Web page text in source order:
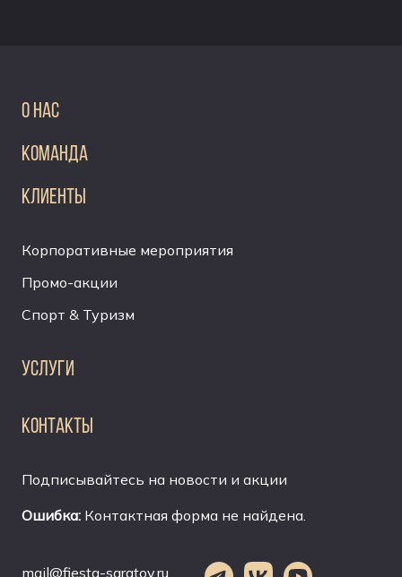
О НАС
КОМАНДА
КЛИЕНТЫ
Корпоративные мероприятия
Промо-акции
Спорт & Туризм
УСЛУГИ
КОНТАКТЫ
Подписывайтесь на новости и акции
Ошибка: Контактная форма не найдена.
mail@fiesta-saratov.ru